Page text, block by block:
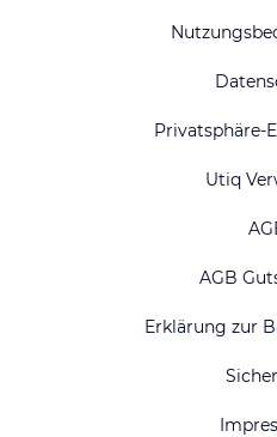
Privatsphäre-
Utiq
AGB
Erklärung zur